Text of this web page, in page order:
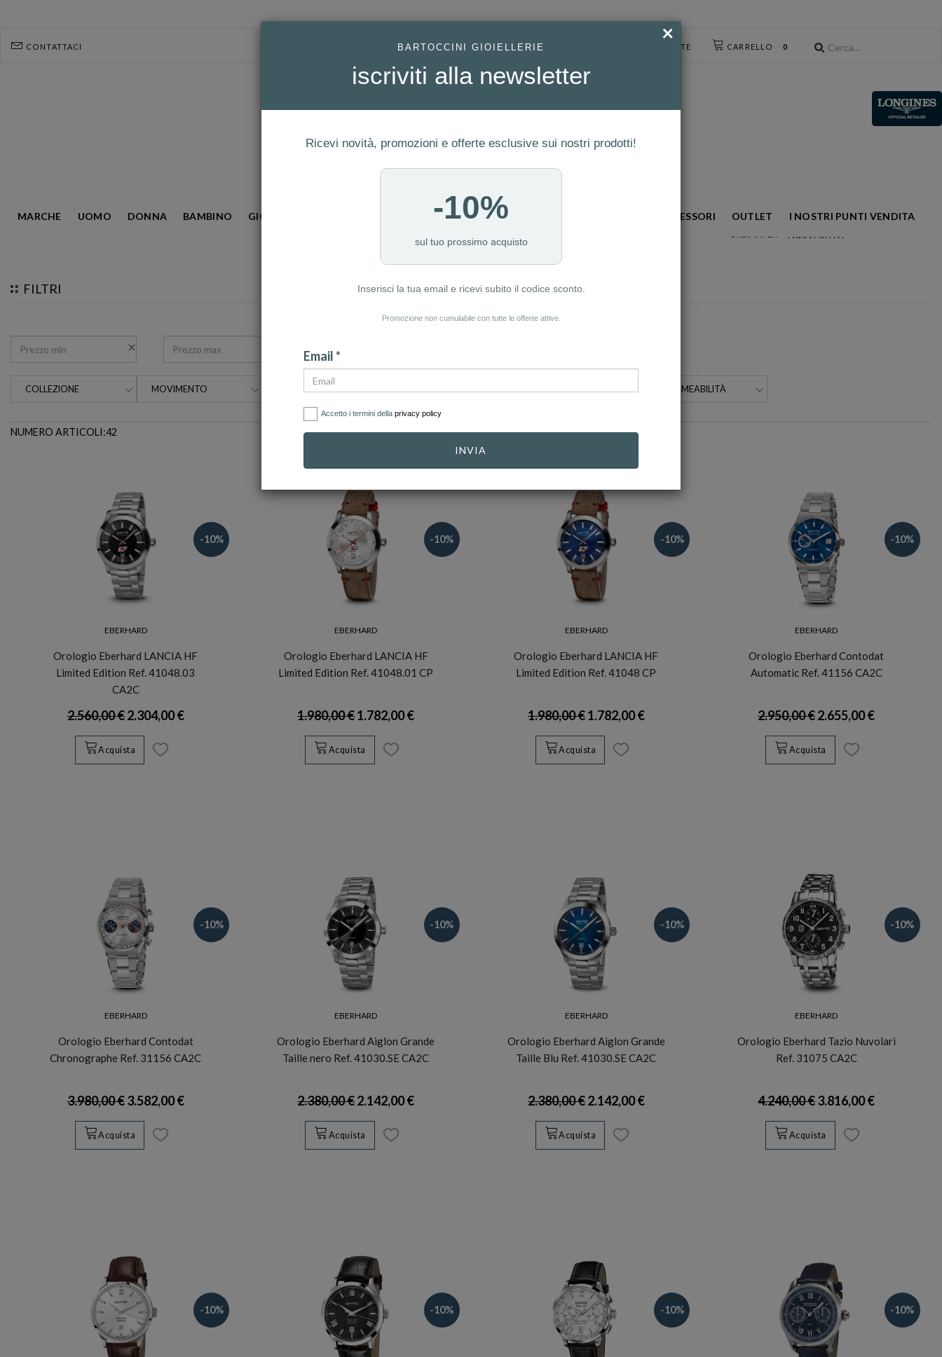
CARRELLO 0
ACCESSO UTENTE
CONTATTACI
MARCHE UOMO DONNA BAMBINO GIOIELLERIA GIOIELLI MODA OROLOGI ACCESSORI OUTLET I NOSTRI PUNTI VENDITA
HOMEPAGE
EBERHARD
ORDINA PER
Nuovi arrivi
FILTRI
CATEGORIE
COLLEZIONE MOVIMENTO IMPERMEABILITÀ
NUMERO ARTICOLI:42
-10%
EBERHARD
Orologio Eberhard LANCIA HF
Limited Edition Ref. 41048.03
CA2C
2.560,00 €2.304,00 €
Acquista
-10%
EBERHARD
Orologio Eberhard LANCIA HF
Limited Edition Ref. 41048.01 CP
1.980,00 €1.782,00 €
Acquista
-10%
EBERHARD
Orologio Eberhard LANCIA HF
Limited Edition Ref. 41048 CP
1.980,00 €1.782,00 €
Acquista
-10%
EBERHARD
Orologio Eberhard Contodat
Automatic Ref. 41156 CA2C
2.950,00 €2.655,00 €
Acquista
-10%
EBERHARD
Orologio Eberhard Contodat
Chronographe Ref. 31156 CA2C
3.980,00 €3.582,00 €
Acquista
-10%
EBERHARD
Orologio Eberhard Aiglon Grande
Taille nero Ref. 41030.SE CA2C
2.380,00 €2.142,00 €
Acquista
-10%
EBERHARD
Orologio Eberhard Aiglon Grande
Taille Blu Ref. 41030.SE CA2C
2.380,00 €2.142,00 €
Acquista
-10%
EBERHARD
Orologio Eberhard Tazio Nuvolari
Ref. 31075 CA2C
4.240,00 €3.816,00 €
Acquista
-10% -10% -10% -10%
×
BARTOCCINI GIOIELLERIE
iscriviti alla newsletter
Ricevi novità, promozioni e offerte esclusive sui nostri prodotti!
-10%
sul tuo prossimo acquisto
Inserisci la tua email e ricevi subito il codice sconto.
Promozione non cumulabile con tutte le offerte attive.
Email *
Accetto i termini della privacy policy
INVIA